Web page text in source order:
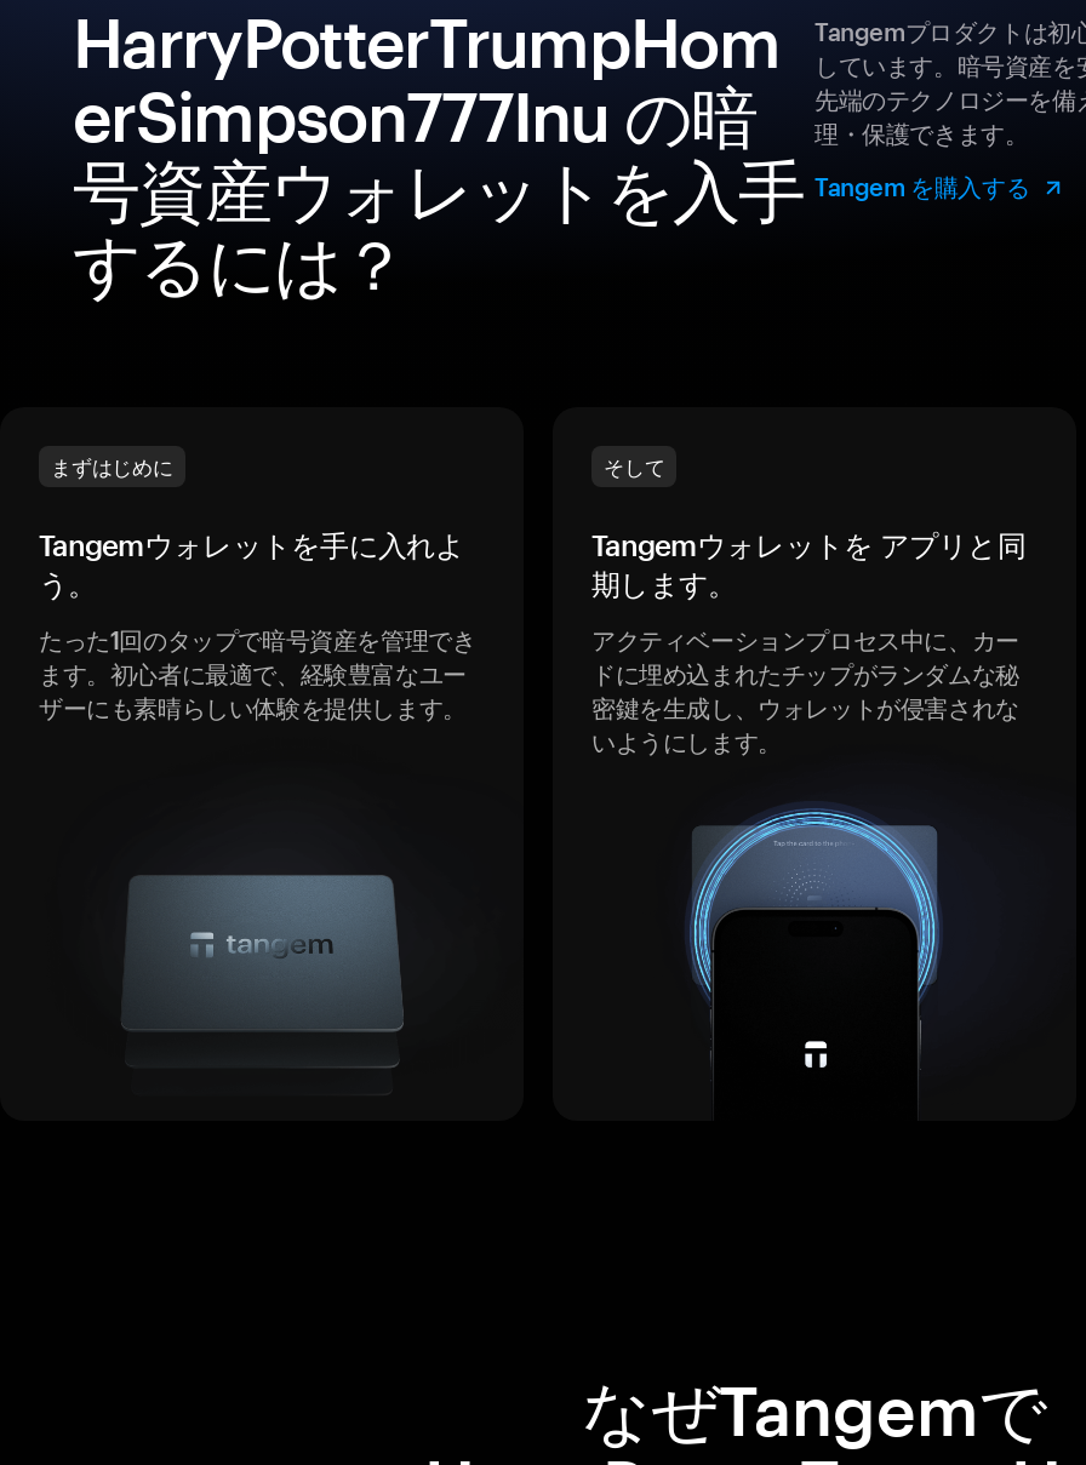
HarryPotterTrumpHom
erSimpson777Inu の暗
号資産ウォレットを入手
するには？
Tangemプロダクトは初
しています。暗号資産
先端のテクノロジーを
理・保護できます。
Tangem を購入する
まずはじめに
Tangemウォレットを手に入れよ
う。
たった1回のタップで暗号資産を管理でき
ます。初心者に最適で、経験豊富なユー
ザーにも素晴らしい体験を提供します。
そして
Tangemウォレットを アプリと同
期します。
アクティベーションプロセス中に、カー
ドに埋め込まれたチップがランダムな秘
密鍵を生成し、ウォレットが侵害されな
いようにします。
なぜTangemで